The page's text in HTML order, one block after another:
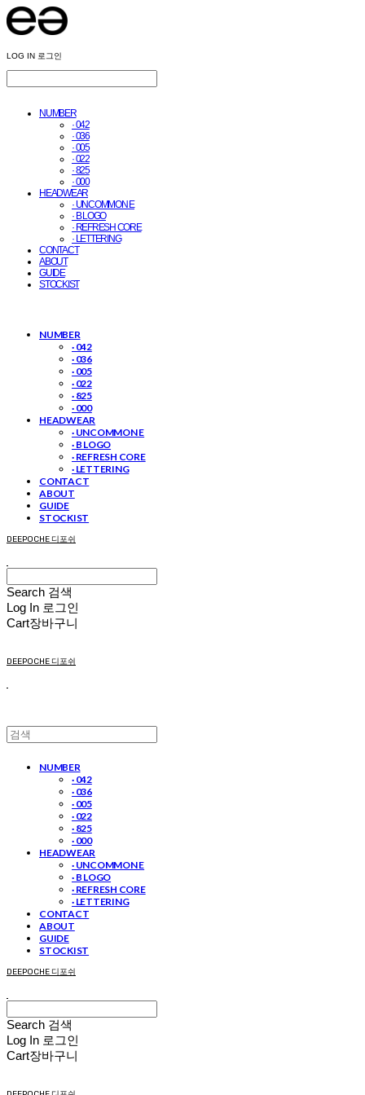
LOG IN 로그인
NUMBER
· 042
· 036
· 005
· 022
· 825
· 000
HEADWEAR
· UNCOMMON E
· B LOGO
· REFRESH CORE
· LETTERING
CONTACT
ABOUT
GUIDE
STOCKIST
NUMBER
· 042
· 036
· 005
· 022
· 825
· 000
HEADWEAR
· UNCOMMON E
· B LOGO
· REFRESH CORE
· LETTERING
CONTACT
ABOUT
GUIDE
STOCKIST
DEEPOCHE 디포쉬
Search 검색
Log In 로그인
Cart장바구니
DEEPOCHE 디포쉬
NUMBER
· 042
· 036
· 005
· 022
· 825
· 000
HEADWEAR
· UNCOMMON E
· B LOGO
· REFRESH CORE
· LETTERING
CONTACT
ABOUT
GUIDE
STOCKIST
DEEPOCHE 디포쉬
Search 검색
Log In 로그인
Cart장바구니